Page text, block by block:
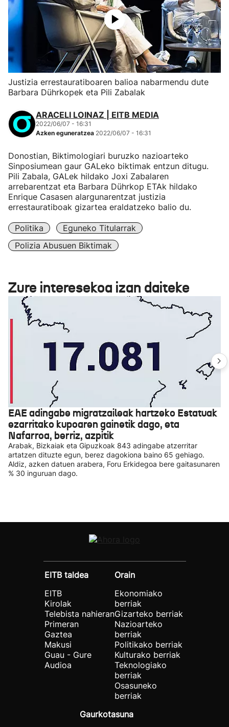
Justizia errestauratiboaren balioa nabarmendu dute
Barbara Dührkopek eta Pili Zabalak
ARACELI LOINAZ | EITB MEDIA
2022/06/07 - 16:31
Azken eguneratzea 2022/06/07 - 16:31
Donostian, Biktimologiari buruzko nazioarteko
Sinposiumean gaur GALeko biktimak entzun ditugu.
Pili Zabala, GALek hildako Joxi Zabalaren
arrebarentzat eta Barbara Dührkop ETAk hildako
Enrique Casasen alargunarentzat justizia
errestauratiboak gizartea eraldatzeko balio du.
Politika
Eguneko Titularrak
Polizia Abusuen Biktimak
Zure interesekoa izan daiteke
EAE adingabe migratzaileak hartzeko Estatuak
ezarritako kupoaren gainetik dago, eta
Nafarroa, berriz, azpitik
Arabak, Bizkaiak eta Gipuzkoak 843 adingabe atzerritar
artatzen dituzte egun, berez dagokiona baino 65 gehiago.
Aldiz, azken datuen arabera, Foru Erkidegoa bere gaitasunaren
% 30 inguruan dago.
EITB taldea
EITB
Kirolak
Telebista nahieran
Primeran
Gaztea
Makusi
Guau - Gure
Audioa
Orain
Ekonomiako
berriak
Gizarteko berriak
Nazioarteko
berriak
Politikako berriak
Kulturako berriak
Teknologiako
berriak
Osasuneko
berriak
Gaurkotasuna